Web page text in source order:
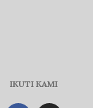
IKUTI KAMI